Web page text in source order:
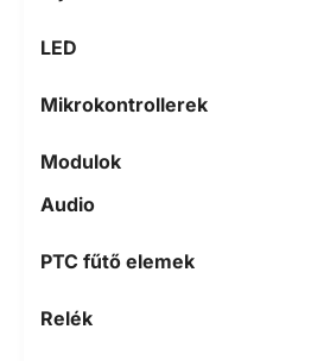
LED
Mikrokontrollerek
Modulok
Audio
PTC fűtő elemek
Relék